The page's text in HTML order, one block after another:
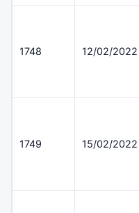
1748 12/02/2022
1749 15/02/2022